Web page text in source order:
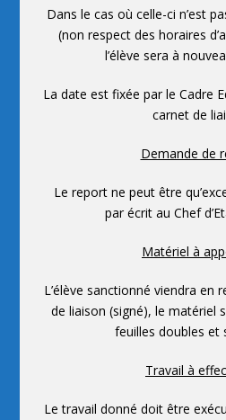
Dans le cas où celle-ci n’est
(non respect des horaires
l’élève sera à
La date est fixée par le Cadre
carnet de
Demande de
Le report ne peut être
par écrit au Chef
Matériel à
L’élève sanctionné viendra en
de liaison (signé), le matériel
feuilles doubles et
Travail à
Le travail donné doit être